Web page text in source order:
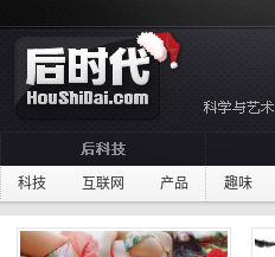
科技 互联网 产品 趣味